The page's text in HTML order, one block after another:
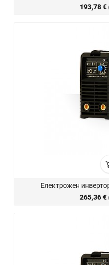
193,78 €
Електрожен
265,36 €